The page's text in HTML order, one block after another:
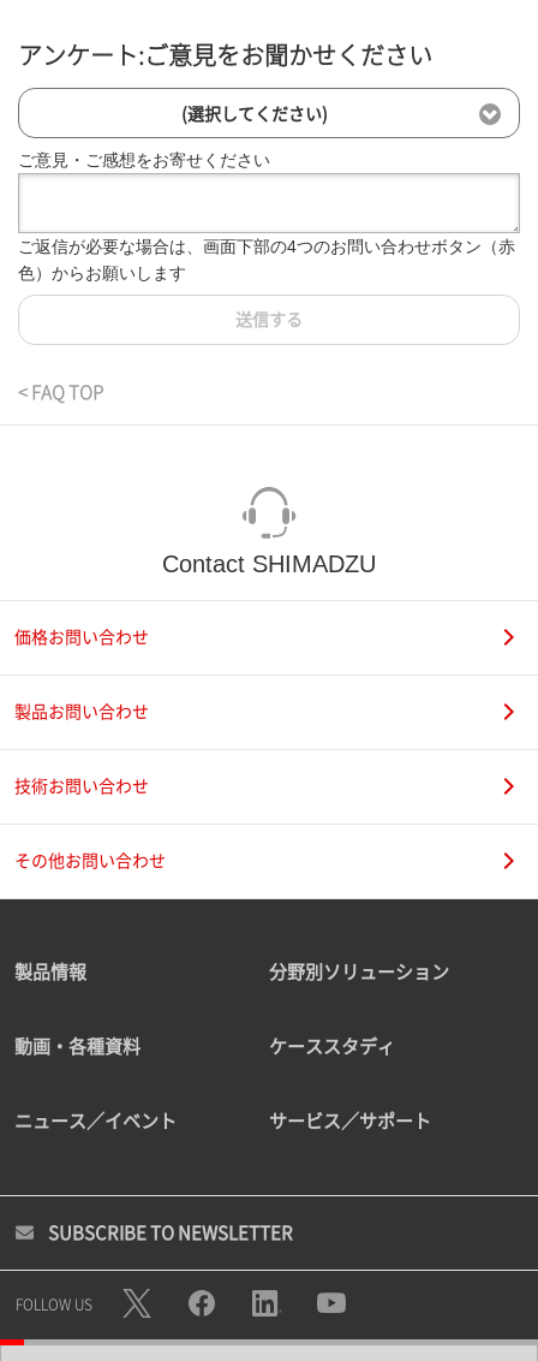
アンケート:ご意見をお聞かせください
(選択してください)
ご意見・ご感想をお寄せください
ご返信が必要な場合は、画面下部の4つのお問い合わせボタン（赤
色）からお願いします
送信する
< FAQ TOP
Contact SHIMADZU
価格お問い合わせ
製品お問い合わせ
技術お問い合わせ
その他お問い合わせ
製品情報 分野別ソリューション
動画・各種資料 ケーススタディ
ニュース／イベント サービス／サポート
SUBSCRIBE TO NEWSLETTER
FOLLOW US